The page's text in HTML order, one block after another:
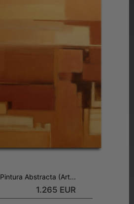
Pintura Abstracta (Art...
1.265 EUR